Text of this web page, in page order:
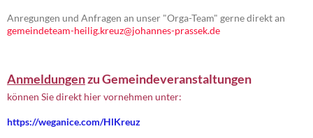
Anregungen und Anfragen an unser "Orga-Team" gerne direkt an
gemeindeteam-heilig.kreuz@johannes-prassek.de
Anmeldungenzu Gemeindeveranstaltungen
können Sie direkt hier vornehmen unter:
https://weganice.com/HlKreuz